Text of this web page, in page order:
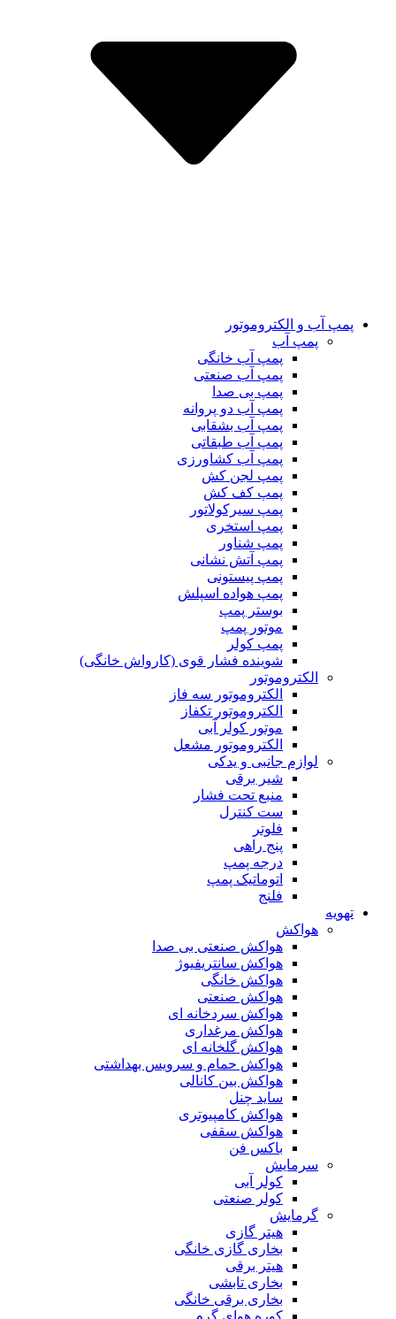
پمپ آب و الکتروموتور
پمپ آب
پمپ آب خانگی
پمپ آب صنعتی
پمپ بی صدا
پمپ آب دو پروانه
پمپ آب بشقابی
پمپ آب طبقاتی
پمپ آب کشاورزی
پمپ لجن کش
پمپ کف کش
پمپ سیرکولاتور
پمپ استخری
پمپ شناور
پمپ آتش نشانی
پمپ پیستونی
پمپ هواده اسپلش
بوستر پمپ
موتور پمپ
پمپ کولر
شوینده فشار قوی (کارواش خانگی)
الکتروموتور
الکتروموتور سه فاز
الکتروموتور تکفاز
موتور کولر آبی
الکتروموتور مشعل
لوازم جانبی و یدکی
شیر برقی
منبع تحت فشار
ست کنترل
فلوتر
پنج راهی
درجه پمپ
اتوماتیک پمپ
فلنج
تهویه
هواکش
هواکش صنعتی بی صدا
هواکش سانتریفیوژ
هواکش خانگی
هواکش صنعتی
هواکش سردخانه ای
هواکش مرغداری
هواکش گلخانه ای
هواکش حمام و سرویس بهداشتی
هواکش بین کانالی
ساید چنل
هواکش کامپیوتری
هواکش سقفی
باکس فن
سرمایش
کولر آبی
کولر صنعتی
گرمایش
هیتر گازی
بخاری گازی خانگی
هیتر برقی
بخاری تابشی
بخاری برقی خانگی
کوره هوای گرم